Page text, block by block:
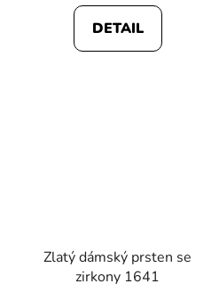
DETAIL
Zlatý dámský prsten se
zirkony 1641